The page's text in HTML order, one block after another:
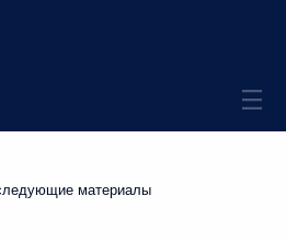
материалы